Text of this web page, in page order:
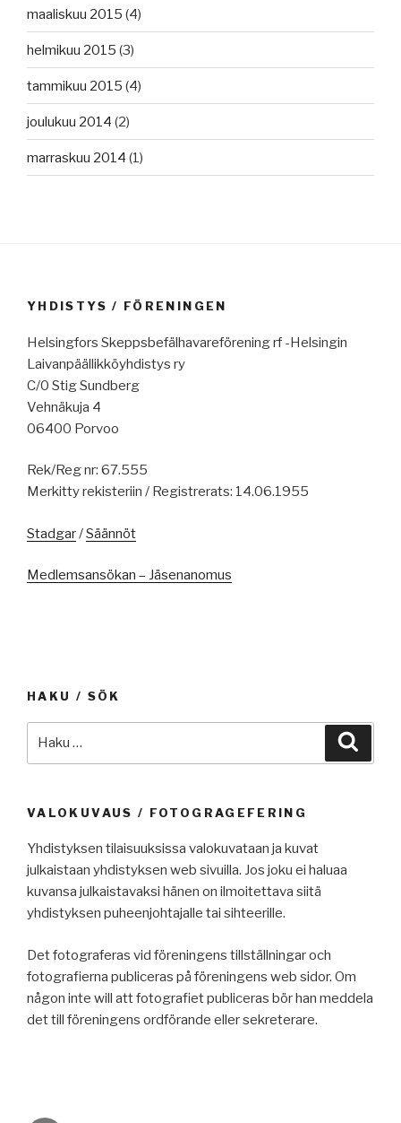
maaliskuu 2015 (4)
helmikuu 2015 (3)
tammikuu 2015 (4)
joulukuu 2014 (2)
marraskuu 2014 (1)
YHDISTYS / FÖRENINGEN
Helsingfors Skeppsbefälhavareförening rf -Helsingin
Laivanpäällikköyhdistys ry
C/0 Stig Sundberg
Vehnäkuja 4
06400 Porvoo
Rek/Reg nr: 67.555
Merkitty rekisteriin / Registrerats: 14.06.1955
Stadgar/Säännöt
Medlemsansökan – Jäsenanomus
HAKU / SÖK
VALOKUVAUS / FOTOGRAGEFERING
Yhdistyksen tilaisuuksissa valokuvataan ja kuvat
julkaistaan yhdistyksen web sivuilla. Jos joku ei haluaa
kuvansa julkaistavaksi hänen on ilmoitettava siitä
yhdistyksen puheenjohtajalle tai sihteerille.
Det fotograferas vid föreningens tillställningar och
fotografierna publiceras på föreningens web sidor. Om
någon inte will att fotografiet publiceras bör han meddela
det till föreningens ordförande eller sekreterare.